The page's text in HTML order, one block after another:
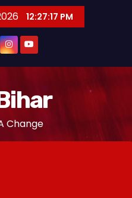
12:27:18 PM
Change